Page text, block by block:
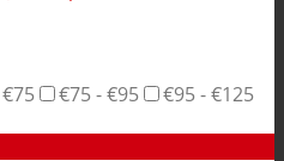
€75 - €95
€95 - €125